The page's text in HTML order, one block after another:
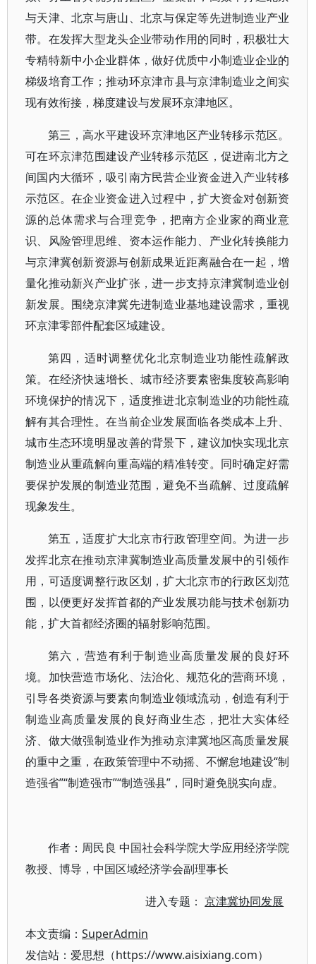
与天津、北京与唐山、北京与保定等先进制造业产业
带。在发挥大型龙头企业带动作用的同时，积极壮大
专精特新中小企业群体，做好优质中小制造业企业的
梯级培育工作；推动环京津市县与京津制造业之间实
现有效衔接，梯度建设与发展环京津地区。
第三，高水平建设环京津地区产业转移示范区。
可在环京津范围建设产业转移示范区，促进南北方之
间国内大循环，吸引南方民营企业资金进入产业转移
示范区。在企业资金进入过程中，扩大资金对创新资
源的总体需求与合理竞争，把南方企业家的商业意
识、风险管理思维、资本运作能力、产业化转换能力
与京津冀创新资源与创新成果近距离融合在一起，增
量化推动新兴产业扩张，进一步支持京津冀制造业创
新发展。围绕京津冀先进制造业基地建设需求，重视
环京津零部件配套区域建设。
第四，适时调整优化北京制造业功能性疏解政
策。在经济快速增长、城市经济要素密集度较高影响
环境保护的情况下，适度推进北京制造业的功能性疏
解有其合理性。在当前企业发展面临各类成本上升、
城市生态环境明显改善的背景下，建议加快实现北京
制造业从重疏解向重高端的精准转变。同时确定好需
要保护发展的制造业范围，避免不当疏解、过度疏解
现象发生。
第五，适度扩大北京市行政管理空间。为进一步
发挥北京在推动京津冀制造业高质量发展中的引领作
用，可适度调整行政区划，扩大北京市的行政区划范
围，以便更好发挥首都的产业发展功能与技术创新功
能，扩大首都经济圈的辐射影响范围。
第六，营造有利于制造业高质量发展的良好环
境。加快营造市场化、法治化、规范化的营商环境，
引导各类资源与要素向制造业领域流动，创造有利于
制造业高质量发展的良好商业生态，把壮大实体经
济、做大做强制造业作为推动京津冀地区高质量发展
的重中之重，在政策管理中不动摇、不懈怠地建设“制
造强省”“制造强市”“制造强县”，同时避免脱实向虚。
作者：周民良 中国社会科学院大学应用经济学院
教授、博导，中国区域经济学会副理事长
进入专题：京津冀协同发展
本文责编： SuperAdmin
发信站：爱思想（https://www.aisixiang.com）